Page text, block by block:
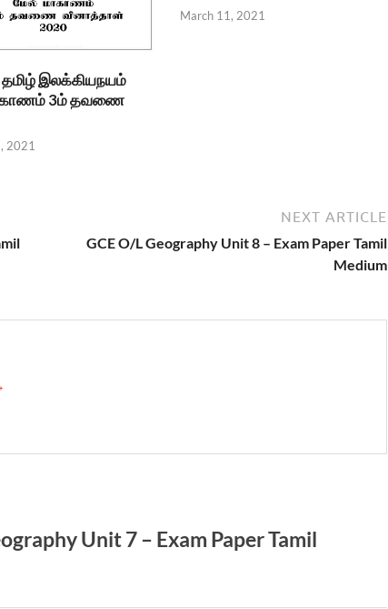
இலக்கியநயம்
3ம் தவணை
2021
March 11, 2021
NEXT ARTICLE
GCE O/L Geography Unit 8 – Exam Paper Tamil
Medium
Unit 7 – Exam Paper Tamil